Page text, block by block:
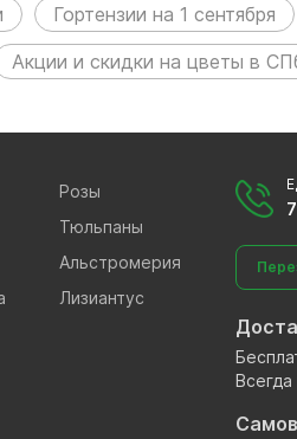
Гортензии на 1 сентября
Акции и скидки на цветы в
Розы
Тюльпаны
Альстромерия
Лизиантус